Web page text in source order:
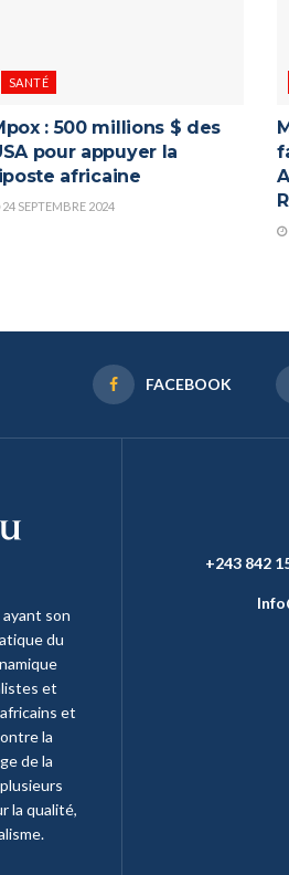
SANTÉ
: 500 millions $ des
pour appuyer la
africaine
24 SEPTEMBRE 2024
FACEBOOK
son
du
et
et
la
de la
la qualité,
+243 842